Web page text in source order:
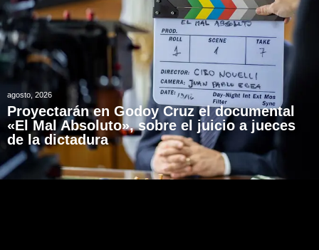
agosto, 2026
Proyectarán en Godoy Cruz el documental
«El Mal Absoluto», sobre el juicio a jueces
de la dictadura